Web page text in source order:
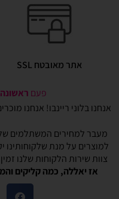
אתר מאובטח SSL
פעם ראשונה
אנחנו בלוני ריינבו! אנחנו
מעבר למחירים המשתלמים
למוצרים על מנת שלקוחותינו
צוות שירות הלקוחות שלנו
אז יאללה, כמה קליקים